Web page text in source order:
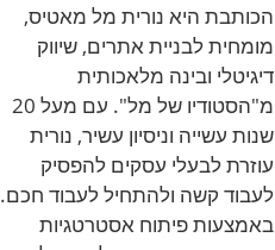
הכותבת היא נורית מל מאטיס,
מומחית לבניית אתרים, שיווק
דיגיטלי ובינה מלאכותית
מ"הסטודיו של מל". עם מעל 20
שנות עשייה וניסיון עשיר, נורית
עוזרת לבעלי עסקים להפסיק
לעבוד קשה ולהתחיל לעבוד חכם.
באמצעות פיתוח אסטרטגיות